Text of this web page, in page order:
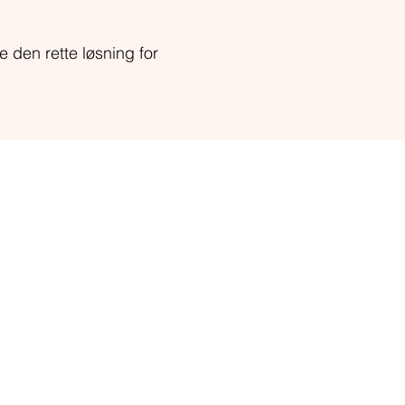
den rette løsning for